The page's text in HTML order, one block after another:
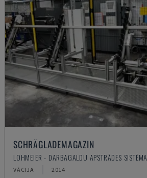
SCHRÄGLADEMAGAZIN
LOHMEIER - DARBAGALDU APSTRĀDES SISTĒMA
VĀCIJA 2014